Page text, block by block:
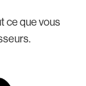
ce que vous